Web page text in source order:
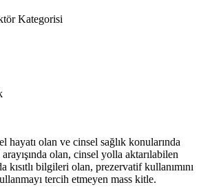
Kategorisi
hayatı olan ve cinsel sağlık konularında
olan, cinsel yolla aktarılabilen
kısıtlı bilgileri olan, prezervatif kullanımını
tercih etmeyen mass kitle.